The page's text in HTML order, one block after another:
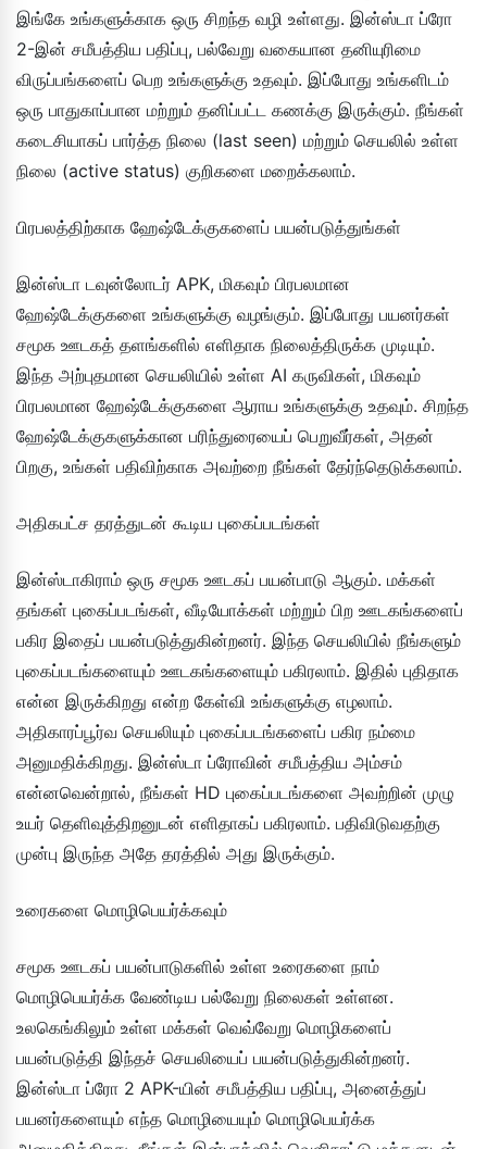
இங்கே உங்களுக்காக ஒரு சிறந்த வழி உள்ளது. இன்ஸ்டா ப்ரோ
2-இன் சமீபத்திய பதிப்பு, பல்வேறு வகையான தனியுரிமை
விருப்பங்களைப் பெற உங்களுக்கு உதவும். இப்போது உங்களிடம்
ஒரு பாதுகாப்பான மற்றும் தனிப்பட்ட கணக்கு இருக்கும். நீங்கள்
கடைசியாகப் பார்த்த நிலை (last seen) மற்றும் செயலில் உள்ள
நிலை (active status) குறிகளை மறைக்கலாம்.
பிரபலத்திற்காக ஹேஷ்டேக்குகளைப் பயன்படுத்துங்கள்
இன்ஸ்டா டவுன்லோடர் APK, மிகவும் பிரபலமான
ஹேஷ்டேக்குகளை உங்களுக்கு வழங்கும். இப்போது பயனர்கள்
சமூக ஊடகத் தளங்களில் எளிதாக நிலைத்திருக்க முடியும்.
இந்த அற்புதமான செயலியில் உள்ள AI கருவிகள், மிகவும்
பிரபலமான ஹேஷ்டேக்குகளை ஆராய உங்களுக்கு உதவும். சிறந்த
ஹேஷ்டேக்குகளுக்கான பரிந்துரையைப் பெறுவீர்கள், அதன்
பிறகு, உங்கள் பதிவிற்காக அவற்றை நீங்கள் தேர்ந்தெடுக்கலாம்.
அதிகபட்ச தரத்துடன் கூடிய புகைப்படங்கள்
இன்ஸ்டாகிராம் ஒரு சமூக ஊடகப் பயன்பாடு ஆகும். மக்கள்
தங்கள் புகைப்படங்கள், வீடியோக்கள் மற்றும் பிற ஊடகங்களைப்
பகிர இதைப் பயன்படுத்துகின்றனர். இந்த செயலியில் நீங்களும்
புகைப்படங்களையும் ஊடகங்களையும் பகிரலாம். இதில் புதிதாக
என்ன இருக்கிறது என்ற கேள்வி உங்களுக்கு எழலாம்.
அதிகாரப்பூர்வ செயலியும் புகைப்படங்களைப் பகிர நம்மை
அனுமதிக்கிறது. இன்ஸ்டா ப்ரோவின் சமீபத்திய அம்சம்
என்னவென்றால், நீங்கள் HD புகைப்படங்களை அவற்றின் முழு
உயர் தெளிவுத்திறனுடன் எளிதாகப் பகிரலாம். பதிவிடுவதற்கு
முன்பு இருந்த அதே தரத்தில் அது இருக்கும்.
உரைகளை மொழிபெயர்க்கவும்
சமூக ஊடகப் பயன்பாடுகளில் உள்ள உரைகளை நாம்
மொழிபெயர்க்க வேண்டிய பல்வேறு நிலைகள் உள்ளன.
உலகெங்கிலும் உள்ள மக்கள் வெவ்வேறு மொழிகளைப்
பயன்படுத்தி இந்தச் செயலியைப் பயன்படுத்துகின்றனர்.
இன்ஸ்டா ப்ரோ 2 APK-யின் சமீபத்திய பதிப்பு, அனைத்துப்
பயனர்களையும் எந்த மொழியையும் மொழிபெயர்க்க